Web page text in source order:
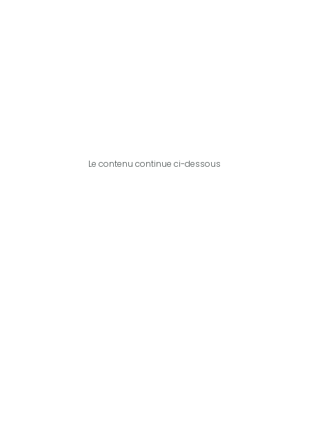
Le contenu continue ci-dessous